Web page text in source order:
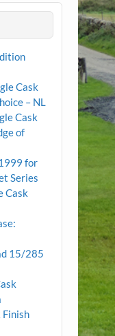
Cask
– NL
Cask
of
for
Series
Cask
15/285
Finish